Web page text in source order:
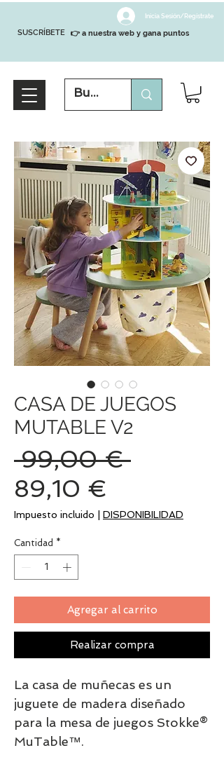
SUSCRÍBETE
Inicia Sesión/Regístrate
👉 a nuestra web y gana puntos
CASA DE JUEGOS
MUTABLE V2
99,00 € Precio
89,10 €
de
Impuesto incluido DISPONIBILIDAD
Cantidad *
Agregar al carrito
Realizar compra
La casa de muñecas es un
juguete de madera diseñado
para la mesa de juegos Stokke®
MuTable™.